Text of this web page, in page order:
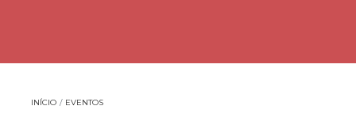
INÍCIO EVENTOS